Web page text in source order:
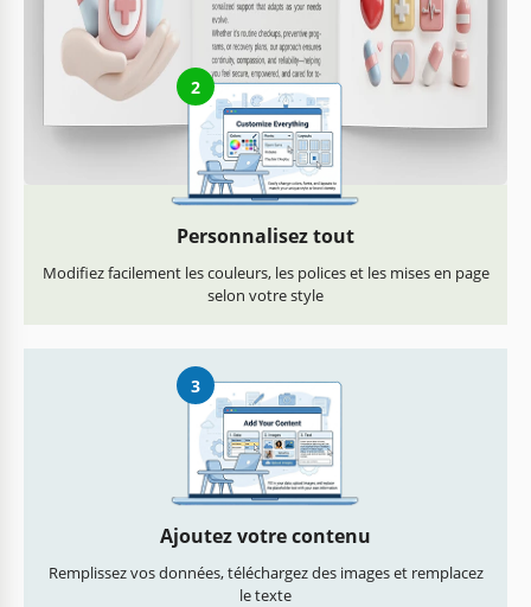
2
Personnalisez tout
Modifiez facilement les couleurs, les polices et les mises en page
selon votre style
3
Ajoutez votre contenu
Remplissez vos données, téléchargez des images et remplacez
le texte